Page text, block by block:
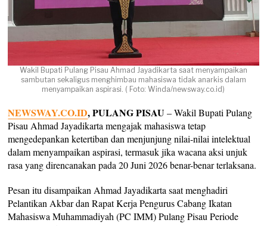
Wakil Bupati Pulang Pisau Ahmad Jayadikarta saat menyampaikan
sambutan sekaligus menghimbau mahasiswa tidak anarkis dalam
menyampaikan aspirasi. ( Foto: Winda/newsway.co.id)
NEWSWAY.CO.ID, PULANG PISAU– Wakil Bupati Pulang
Pisau Ahmad Jayadikarta mengajak mahasiswa tetap
mengedepankan ketertiban dan menjunjung nilai-nilai intelektual
dalam menyampaikan aspirasi, termasuk jika wacana aksi unjuk
rasa yang direncanakan pada 20 Juni 2026 benar-benar terlaksana.
Pesan itu disampaikan Ahmad Jayadikarta saat menghadiri
Pelantikan Akbar dan Rapat Kerja Pengurus Cabang Ikatan
Mahasiswa Muhammadiyah (PC IMM) Pulang Pisau Periode